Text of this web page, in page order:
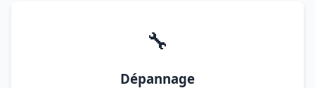
🔧
Dépannage